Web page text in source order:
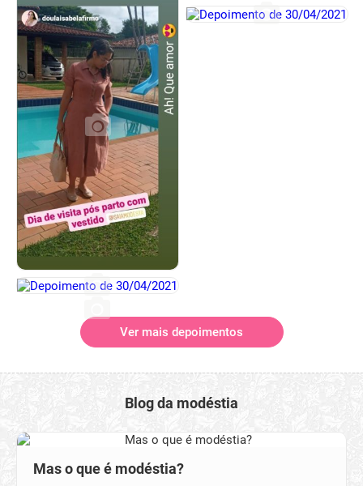
Ver mais depoimentos
Blog da modéstia
Mas o que é modéstia?